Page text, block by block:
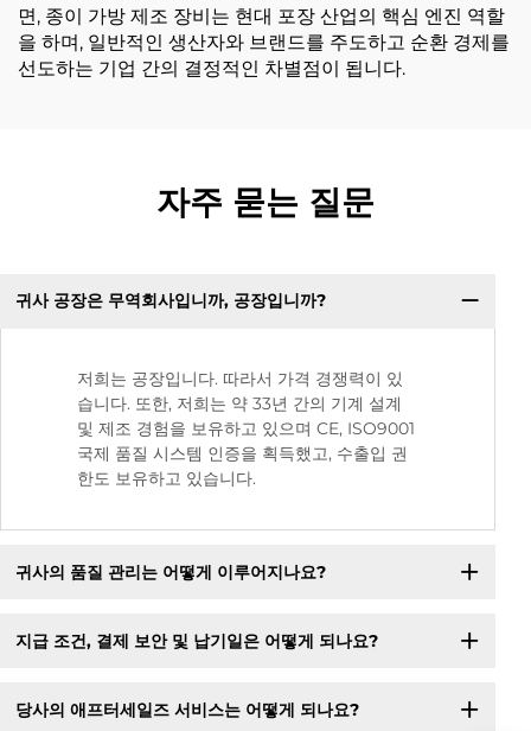
면, 종이 가방 제조 장비는 현대 포장 산업의 핵심 엔진 역할
을 하며, 일반적인 생산자와 브랜드를 주도하고 순환 경제를
선도하는 기업 간의 결정적인 차별점이 됩니다.
자주 묻는 질문
귀사 공장은 무역회사입니까, 공장입니까?
저희는 공장입니다. 따라서 가격 경쟁력이 있
습니다. 또한, 저희는 약 33년 간의 기계 설계
및 제조 경험을 보유하고 있으며 CE, ISO9001
국제 품질 시스템 인증을 획득했고, 수출입 권
한도 보유하고 있습니다.
귀사의 품질 관리는 어떻게 이루어지나요?
지급 조건, 결제 보안 및 납기일은 어떻게 되나요?
당사의 애프터세일즈 서비스는 어떻게 되나요?